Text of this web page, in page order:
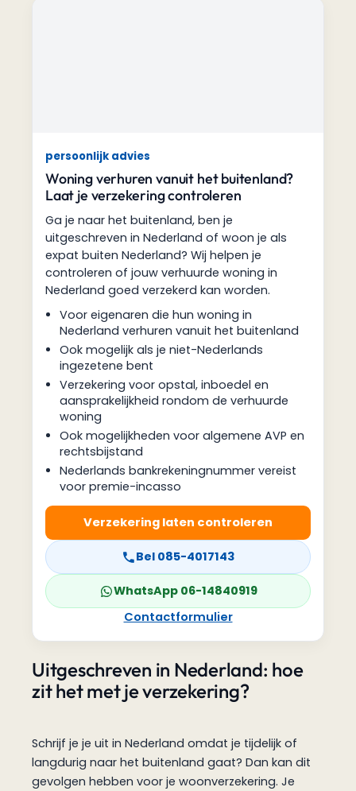
persoonlijk advies
Woning verhuren vanuit het buitenland?
Laat je verzekering controleren
Ga je naar het buitenland, ben je
uitgeschreven in Nederland of woon je als
expat buiten Nederland? Wij helpen je
controleren of jouw verhuurde woning in
Nederland goed verzekerd kan worden.
Voor eigenaren die hun woning in
Nederland verhuren vanuit het buitenland
Ook mogelijk als je niet-Nederlands
ingezetene bent
Verzekering voor opstal, inboedel en
aansprakelijkheid rondom de verhuurde
woning
Ook mogelijkheden voor algemene AVP en
rechtsbijstand
Nederlands bankrekeningnummer vereist
voor premie-incasso
Verzekering laten controleren
Bel 085-4017143
WhatsApp 06-14840919
Contactformulier
Uitgeschreven in Nederland: hoe
zit het met je verzekering?
Schrijf je je uit in Nederland omdat je tijdelijk of
langdurig naar het buitenland gaat? Dan kan dit
gevolgen hebben voor je woonverzekering. Je